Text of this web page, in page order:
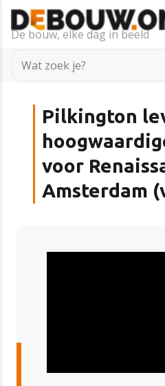
De bouw, elke dag in beeld
Pilkington
voor
Amsterdam